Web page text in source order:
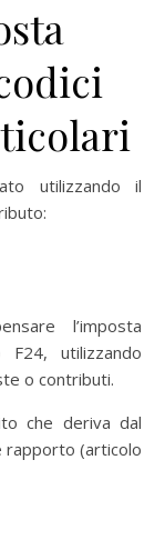
utilizzando il
l’imposta
utilizzando
o contributi.
che deriva dal
rapporto (articolo